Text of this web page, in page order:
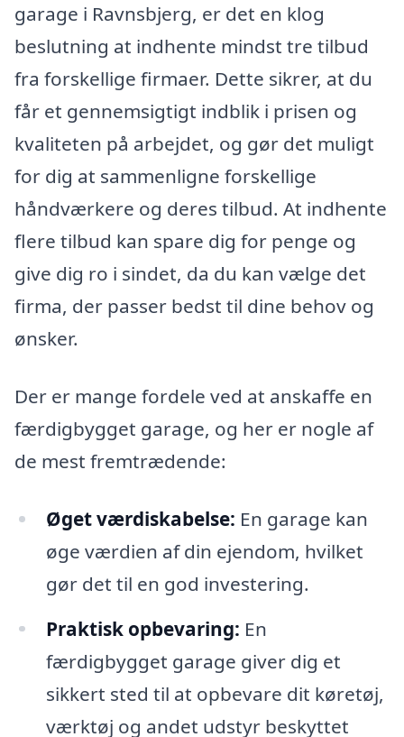
garage i Ravnsbjerg, er det en klog
beslutning at indhente mindst tre tilbud
fra forskellige firmaer. Dette sikrer, at du
får et gennemsigtigt indblik i prisen og
kvaliteten på arbejdet, og gør det muligt
for dig at sammenligne forskellige
håndværkere og deres tilbud. At indhente
flere tilbud kan spare dig for penge og
give dig ro i sindet, da du kan vælge det
firma, der passer bedst til dine behov og
ønsker.
Der er mange fordele ved at anskaffe en
færdigbygget garage, og her er nogle af
de mest fremtrædende:
Øget værdiskabelse: En garage kan
øge værdien af din ejendom, hvilket
gør det til en god investering.
Praktisk opbevaring: En
færdigbygget garage giver dig et
sikkert sted til at opbevare dit køretøj,
værktøj og andet udstyr beskyttet